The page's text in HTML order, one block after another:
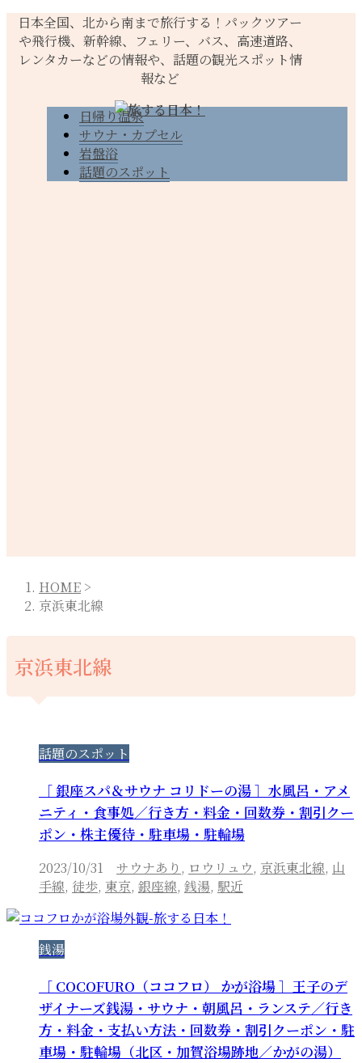
日本全国、北から南まで旅行する！パックツアー
や飛行機、新幹線、フェリー、バス、高速道路、
レンタカーなどの情報や、話題の観光スポット情
報など
日帰り温泉
サウナ・カプセル
岩盤浴
話題のスポット
HOME >
京浜東北線
京浜東北線
話題のスポット
［ 銀座スパ＆サウナ コリドーの湯 ］水風呂・アメ
ニティ・食事処／行き方・料金・回数券・割引クー
ポン・株主優待・駐車場・駐輪場
2023/10/31 サウナあり , ロウリュウ, 京浜東北線, 山
手線, 徒歩, 東京, 銀座線, 銭湯, 駅近
銭湯
［ COCOFURO（ココフロ） かが浴場 ］王子のデ
ザイナーズ銭湯・サウナ・朝風呂・ランステ／行き
方・料金・支払い方法・回数券・割引クーポン・駐
車場・駐輪場（北区・加賀浴場跡地／かがの湯）